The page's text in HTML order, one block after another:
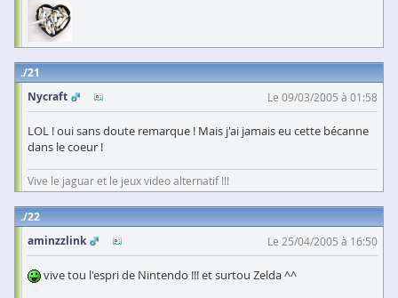
21
Nycraft
Le 09/03/2005 à 01:58
LOL ! oui sans doute remarque ! Mais j'ai jamais eu cette bécanne
dans le coeur !
Vive le jaguar et le jeux video alternatif !!!
22
aminzzlink
Le 25/04/2005 à 16:50
vive tou l'espri de Nintendo !!! et surtou Zelda ^^